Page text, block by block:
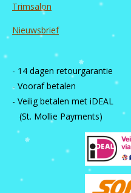
Trimsalon
Nieuwsbrief
- 14 dagen retourgarantie
- Vooraf betalen
- Veilig betalen met iDEAL
(St. Mollie Payments)